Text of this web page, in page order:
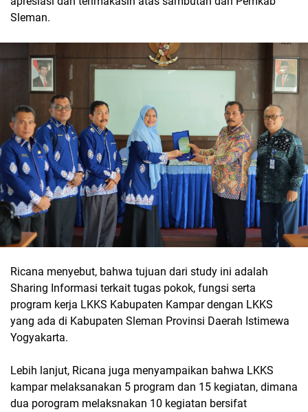
Sleman.
Ricana menyebut, bahwa tujuan dari study ini adalah
Sharing Informasi terkait tugas pokok, fungsi serta
program kerja LKKS Kabupaten Kampar dengan LKKS
yang ada di Kabupaten Sleman Provinsi Daerah Istimewa
Yogyakarta.
Lebih lanjut, Ricana juga menyampaikan bahwa LKKS
kampar melaksanakan 5 program dan 15 kegiatan, dimana
dua porogram melaksnakan 10 kegiatan bersifat